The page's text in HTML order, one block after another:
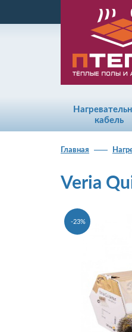
кабель
Главная
Veria
-23%